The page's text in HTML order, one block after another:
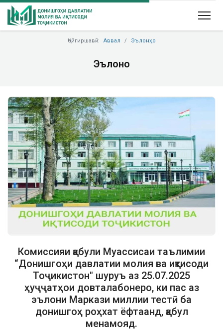
Ҷойгиршавӣ: Аввал Эълонҳо
Эълонҳо
Комиссияи қабули Муассисаи таълимии
“Донишгоҳи давлатии молия ва иқтисоди
Тоҷикистон" шуруъ аз 25.07.2025
ҳуҷҷатҳои довталабонеро, ки пас аз
эълони Маркази миллии тестӣ ба
донишгоҳ роҳхат ёфтаанд, қабул
менамояд.